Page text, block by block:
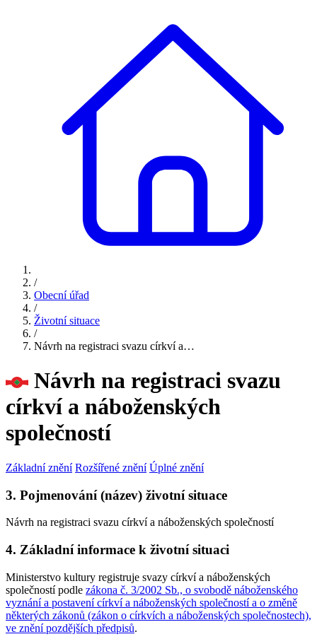
/
Obecní úřad
/
Životní situace
/
Návrh na registraci svazu církví a…
Návrh na registraci svazu
církví a náboženských
společností
Základní znění Rozšířené znění Úplné znění
3. Pojmenování (název) životní situace
Návrh na registraci svazu církví a náboženských společností
4. Základní informace k životní situaci
Ministerstvo kultury registruje svazy církví a náboženských
společností podle zákona č. 3/2002 Sb., o svobodě náboženského
vyznání a postavení církví a náboženských společností a o změně
některých zákonů (zákon o církvích a náboženských společnostech),
ve znění pozdějších předpisů.